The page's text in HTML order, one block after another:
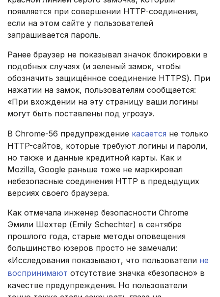
появляется при совершении HTTP-соединения,
если на этом сайте у пользователей
запрашивается пароль.
Ранее браузер не показывал значок блокировки в
подобных случаях (и зеленый замок, чтобы
обозначить защищённое соединение HTTPS). При
нажатии на замок, пользователям сообщается:
«При вхождении на эту страницу ваши логины
могут быть поставлены под угрозу».
В Chrome-56 предупреждение касается не только
HTTP-сайтов, которые требуют логины и пароли,
но также и данные кредитной карты. Как и
Mozilla, Google раньше тоже не маркировал
небезопасные соединения HTTP в предыдущих
версиях своего браузера.
Как отмечала инженер безопасности Chrome
Эмили Шехтер (Emily Schechter) в сентябре
прошлого года, старые методы оповещения
большинство юзеров просто не замечали:
«Исследования показывают, что пользователи не
воспринимают отсутствие значка «безопасно» в
качестве предупреждения. Но пользователи